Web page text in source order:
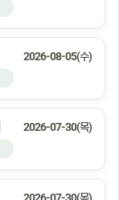
2026-08-05(수)
2026-07-30(목)